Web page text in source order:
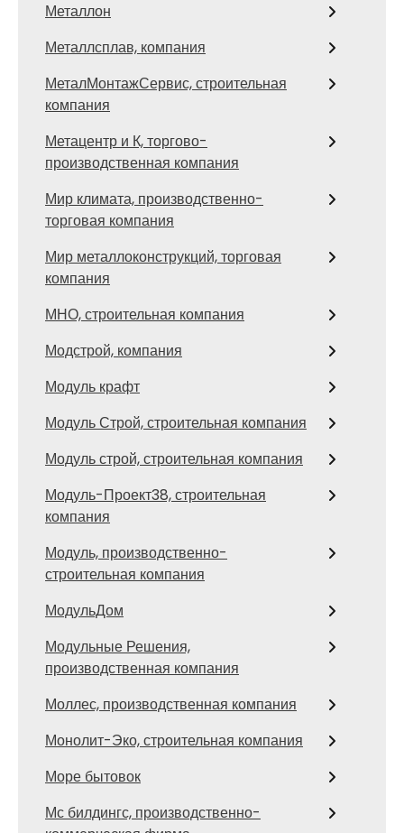
Металлон
Металлсплав, компания
МеталМонтажСервис, строительная
компания
Метацентр и К, торгово-
производственная компания
Мир климата, производственно-
торговая компания
Мир металлоконструкций, торговая
компания
МНО, строительная компания
Модстрой, компания
Модуль крафт
Модуль Строй, строительная компания
Модуль строй, строительная компания
Модуль-Проект38, строительная
компания
Модуль, производственно-
строительная компания
МодульДом
Модульные Решения,
производственная компания
Моллес, производственная компания
Монолит-Эко, строительная компания
Море бытовок
Мс билдингс, производственно-